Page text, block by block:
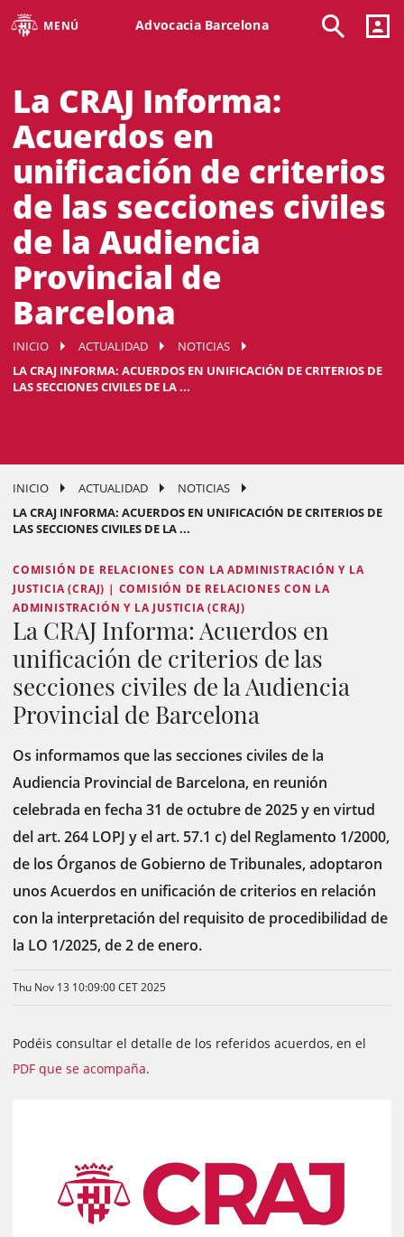
MENÚ Advocacia Barcelona
La CRAJ Informa:
Acuerdos en
unificación de criterios
de las secciones civiles
de la Audiencia
Provincial de
Barcelona
INICIO ACTUALIDAD
NOTICIAS
LA CRAJ INFORMA: ACUERDOS EN UNIFICACIÓN DE CRITERIOS DE
LAS SECCIONES CIVILES DE LA ...
INICIO ACTUALIDAD
NOTICIAS
LA CRAJ INFORMA: ACUERDOS EN UNIFICACIÓN DE CRITERIOS DE
LAS SECCIONES CIVILES DE LA ...
COMISIÓN DE RELACIONES CON LA ADMINISTRACIÓN Y LA
JUSTICIA (CRAJ) | COMISIÓN DE RELACIONES CON LA
ADMINISTRACIÓN Y LA JUSTICIA (CRAJ)
La CRAJ Informa: Acuerdos en
unificación de criterios de las
secciones civiles de la Audiencia
Provincial de Barcelona
Os informamos que las secciones civiles de la
Audiencia Provincial de Barcelona, en reunión
celebrada en fecha 31 de octubre de 2025 y en virtud
del art. 264 LOPJ y el art. 57.1 c) del Reglamento 1/2000,
de los Órganos de Gobierno de Tribunales, adoptaron
unos Acuerdos en unificación de criterios en relación
con la interpretación del requisito de procedibilidad de
la LO 1/2025, de 2 de enero.
Thu Nov 13 10:09:00 CET 2025
Podéis consultar el detalle de los referidos acuerdos, en el
PDF que se acompaña.